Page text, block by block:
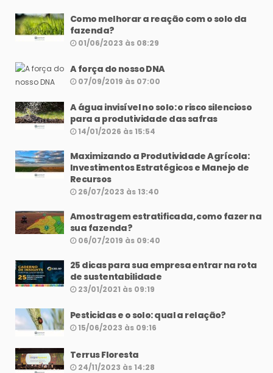
Como melhorar a reação com o solo da
fazenda?
01/06/2023 às 08:29
A força do nosso DNA
07/09/2019 às 07:00
A água invisível no solo: o risco silencioso
para a produtividade das safras
14/01/2026 às 15:54
Maximizando a Produtividade Agrícola:
Investimentos Estratégicos e Manejo de
Recursos
26/07/2023 às 13:40
Amostragem estratificada, como fazer na
sua fazenda?
06/07/2019 às 09:40
25 dicas para sua empresa entrar na rota
de sustentabilidade
23/01/2021 às 09:19
Pesticidas e o solo: qual a relação?
15/06/2023 às 09:16
Terrus Floresta
24/11/2023 às 14:28